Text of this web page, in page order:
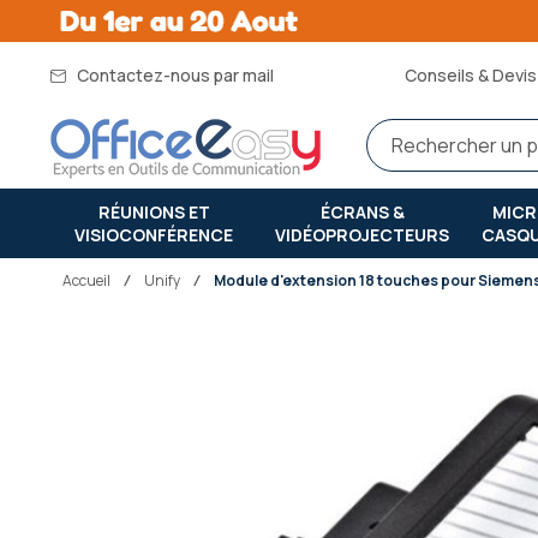
Contactez-nous par mail Conseils &
RÉUNIONS ET
VISIOCONFÉRENCE
ÉCRANS &
VIDÉOPROJECTEURS
Accueil unify Module d'extension 18 touches pour